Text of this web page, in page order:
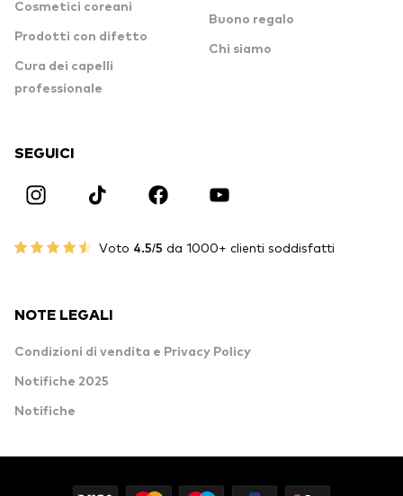
Cosmetici coreani
Prodotti con difetto
Cura dei capelli
professionale
Buono regalo
Chi siamo
SEGUICI
Voto 4.5/5 da 1000+ clienti soddisfatti
NOTE LEGALI
Condizioni di vendita e Privacy Policy
Notifiche 2025
Notifiche